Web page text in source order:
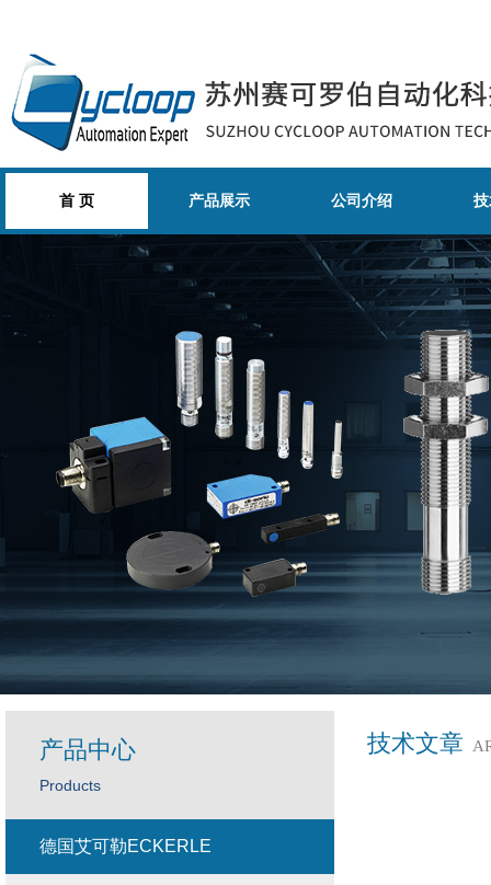
首 页 产品展示 公司介绍
技术文章
产品中心
Products
德国艾可勒ECKERLE